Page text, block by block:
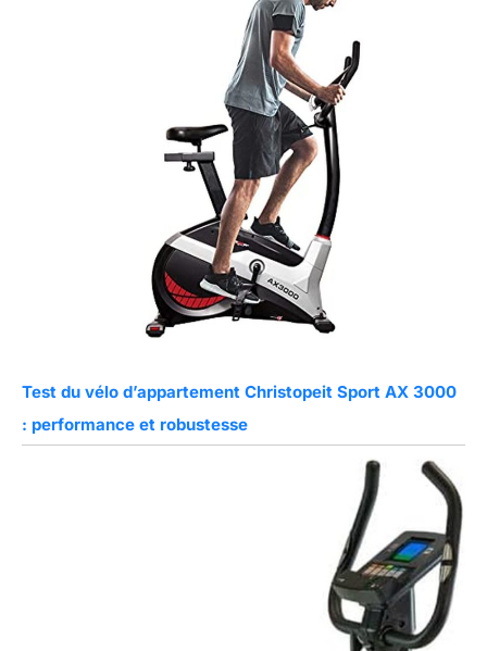
Test du vélo d’appartement Christopeit Sport AX 3000
: performance et robustesse